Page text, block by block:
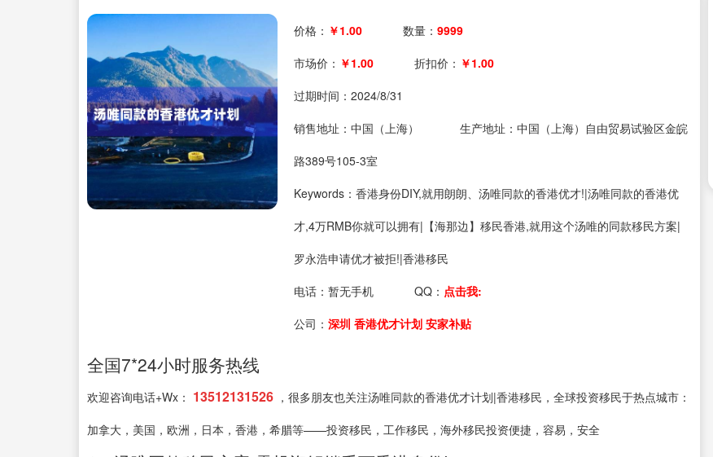
价格： ￥1.00 数量：9999
市场价： ￥1.00 折扣价： ￥1.00
过期时间：2024/8/31
销售地址：中国（上海）
生产地址：中国（上海）自由贸易试验区金皖
路389号105-3室
Keywords：香港身份DIY,就用朗朗、汤唯同款的香港优才!|汤唯同款的香港优
才,4万RMB你就可以拥有|【海那边】移民香港,就用这个汤唯的同款移民方案|
罗永浩申请优才被拒!|香港移民
电话：暂无手机 QQ： 点击我:
公司：深圳 香港优才计划 安家补贴
全国7*24小时服务热线
欢迎咨询电话+Wx： 13512131526 ，很多朋友也关注汤唯同款的香港优才计划|香港移民，全球投资移民于热点城市：
加拿大，美国，欧洲，日本，香港，希腊等——投资移民，工作移民，海外移民投资便捷，容易，安全